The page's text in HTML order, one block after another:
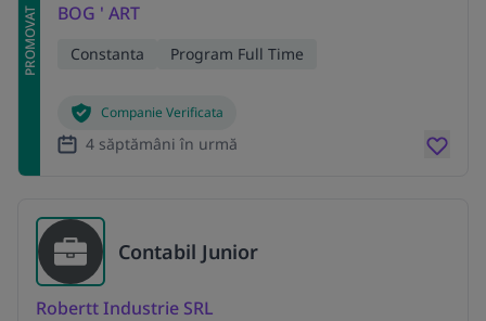
PROMOVAT BOG ' ART
Constanta Program Full Time
Companie Verificata
4 săptămâni în urmă
Contabil Junior
Robertt Industrie SRL